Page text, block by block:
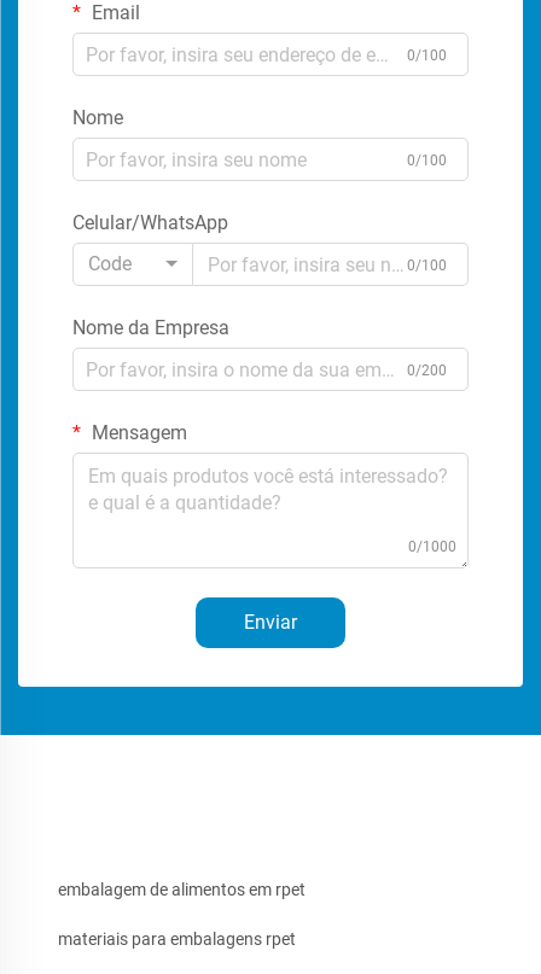
Email
0/100
Nome
0/100
Celular/WhatsApp
Code
0/100
Nome da Empresa
0/200
Mensagem
0/1000
Enviar
embalagem de alimentos em rpet
materiais para embalagens rpet